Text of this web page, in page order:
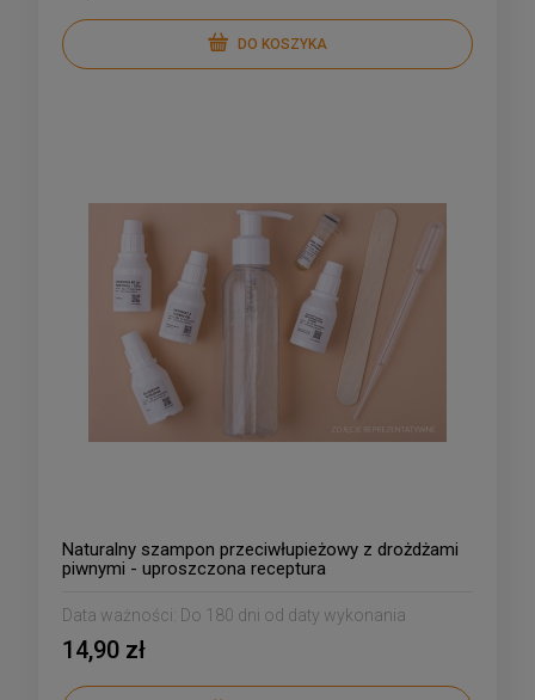
DO KOSZYKA
Naturalny szampon przeciwłupieżowy z drożdżami
piwnymi - uproszczona receptura
Data ważności: Do 180 dni od daty wykonania
14,90 zł